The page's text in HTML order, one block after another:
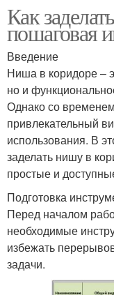
Как
пошаговая
Введение
Ниша в коридоре –
но и
Однако со
привлекательный
использования. В
заделать нишу в
простые и
Подготовка
Перед началом
необходимые
избежать
задачи.